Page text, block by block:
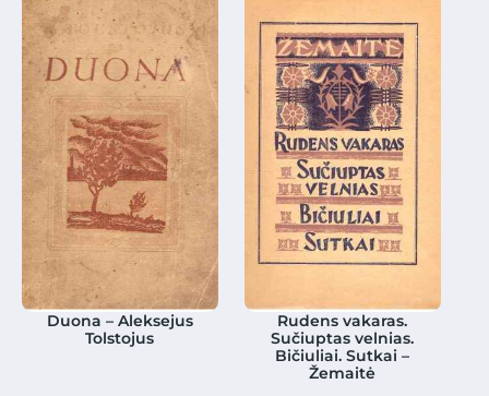
Duona – Aleksejus
Tolstojus
Rudens vakaras.
Sučiuptas velnias.
Bičiuliai. Sutkai –
Žemaitė